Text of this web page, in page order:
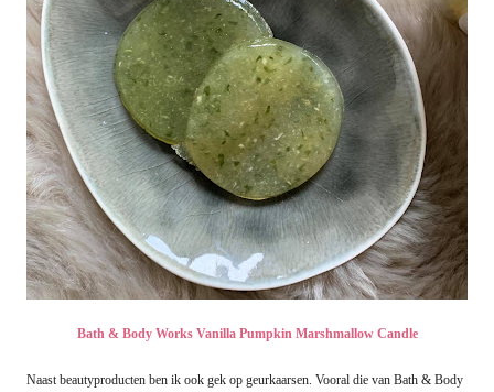
Bath & Body Works Vanilla Pumpkin Marshmallow Candle
Naast beautyproducten ben ik ook gek op geurkaarsen. Vooral die van Bath & Body